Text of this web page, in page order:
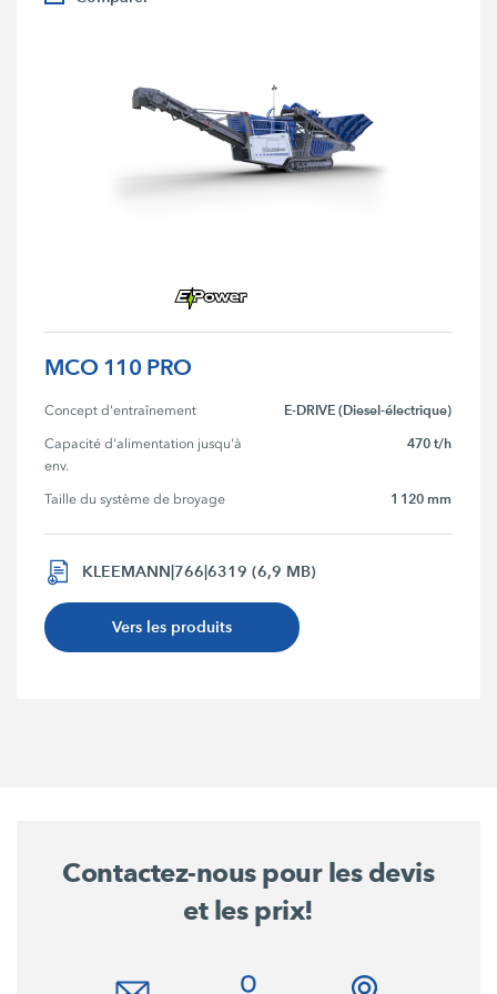
MCO 110 PRO
Concept d'entraînement E-DRIVE (Diesel-électrique)
Capacité d'alimentation jusqu'à
env.
470 t/h
Taille du système de broyage 1 120 mm
KLEEMANN|766|6319 (6,9 MB)
Vers les produits
Contactez-nous pour les devis
et les prix!